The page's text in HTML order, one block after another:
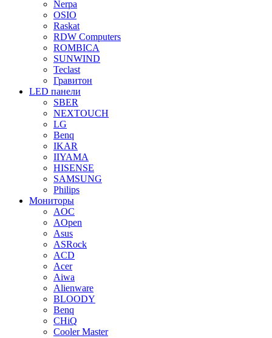
Nerpa
OSIO
Raskat
RDW Computers
ROMBICA
SUNWIND
Teclast
Гравитон
LED панели
SBER
NEXTOUCH
LG
Benq
IKAR
IIYAMA
HISENSE
SAMSUNG
Philips
Мониторы
AOC
AOpen
Asus
ASRock
ACD
Acer
Aiwa
Alienware
BLOODY
Benq
CHiQ
Cooler Master